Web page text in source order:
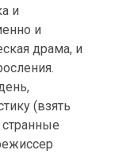
и
и
драма, и
(взять